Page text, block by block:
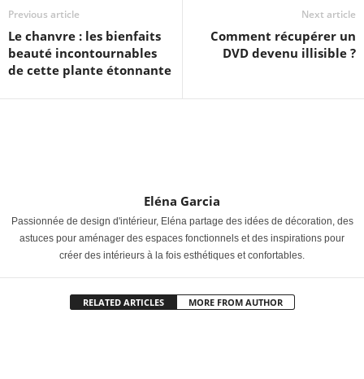
Previous article
Le chanvre : les bienfaits
beauté incontournables
de cette plante étonnante
Next article
Comment récupérer un
DVD devenu illisible ?
Eléna Garcia
Passionnée de design d'intérieur, Eléna partage des idées de décoration, des
astuces pour aménager des espaces fonctionnels et des inspirations pour
créer des intérieurs à la fois esthétiques et confortables.
RELATED ARTICLES MORE FROM AUTHOR